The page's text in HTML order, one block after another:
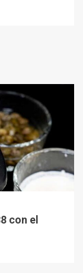
con el